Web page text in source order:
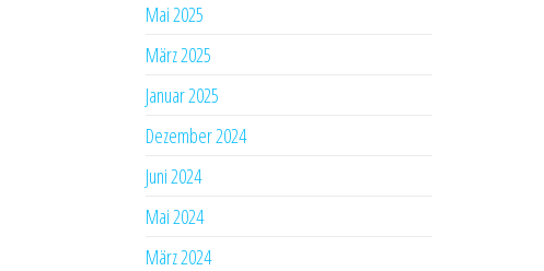
Mai 2025
März 2025
Januar 2025
Dezember 2024
Juni 2024
Mai 2024
März 2024